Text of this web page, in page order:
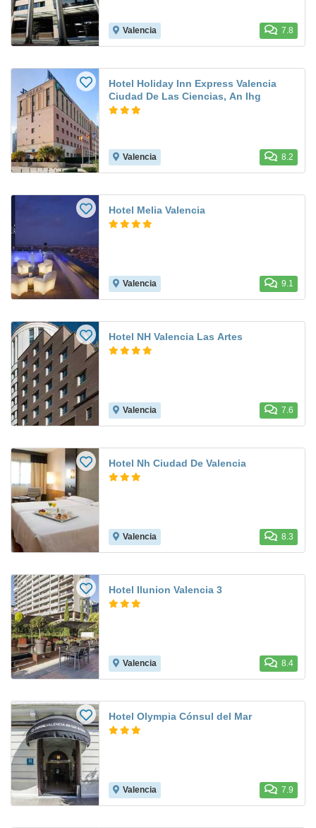
Valencia 7.8
Hotel Holiday Inn Express Valencia
Ciudad De Las Ciencias, An Ihg
Valencia 8.2
Hotel Melia Valencia
Valencia 9.1
Hotel NH Valencia Las Artes
Valencia 7.6
Hotel Nh Ciudad De Valencia
Valencia 8.3
Hotel Ilunion Valencia 3
Valencia 8.4
Hotel Olympia Cónsul del Mar
Valencia 7.9